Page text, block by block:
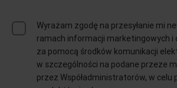
Wyrażam zgodę na przesyłanie mi
ramach informacji marketingowych i
za pomocą środków komunikacji
w szczególności na podane przeze
przez Współadministratorów, w celu